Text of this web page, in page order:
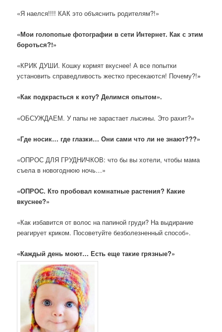
«Я наелся!!!! КАК это объяснить родителям?!»
«Мои голопопые фотографии в сети Интернет. Как с этим
бороться?!»
«КРИК ДУШИ. Кошку кормят вкуснее! А все попытки
установить справедливость жестко пресекаются! Почему?!»
«Как подкрасться к коту? Делимся опытом».
«ОБСУЖДАЕМ. У папы не зарастает лысины. Это рахит?»
«Где носик… где глазки… Они сами что ли не знают???»
«ОПРОС ДЛЯ ГРУДНИЧКОВ: что бы вы хотели, чтобы мама
съела в новогоднюю ночь…»
«ОПРОС. Кто пробовал комнатные растения? Какие
вкуснее?»
«Как избавится от волос на папиной груди? На выдирание
реагирует криком. Посоветуйте безболезненный способ».
«Каждый день моют… Есть еще такие грязные?»